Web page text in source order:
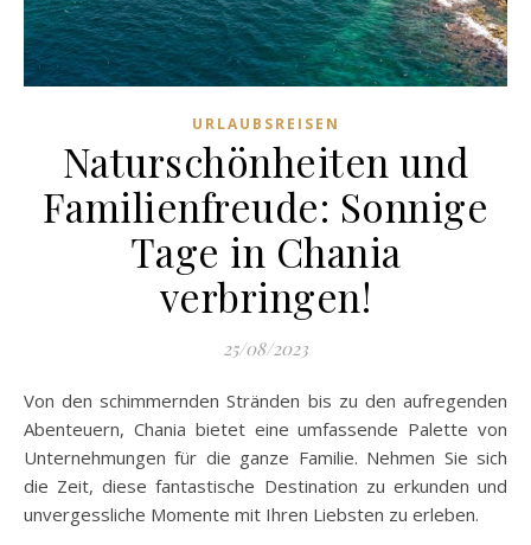
URLAUBSREISEN
Naturschönheiten und
Familienfreude: Sonnige
Tage in Chania
verbringen!
25/08/2023
Von den schimmernden Stränden bis zu den aufregenden
Abenteuern, Chania bietet eine umfassende Palette von
Unternehmungen für die ganze Familie. Nehmen Sie sich
die Zeit, diese fantastische Destination zu erkunden und
unvergessliche Momente mit Ihren Liebsten zu erleben.